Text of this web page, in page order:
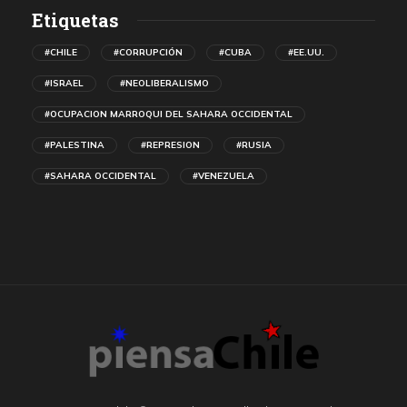
Etiquetas
#CHILE #CORRUPCIÓN #CUBA #EE.UU.
#ISRAEL #NEOLIBERALISMO
#OCUPACION MARROQUI DEL SAHARA OCCIDENTAL
#PALESTINA #REPRESION #RUSIA
#SAHARA OCCIDENTAL #VENEZUELA